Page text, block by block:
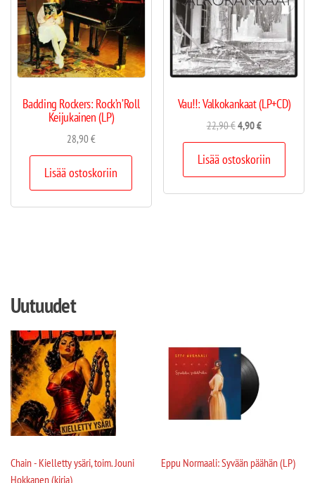
Badding Rockers: Rock’n’Roll
Keijukainen (LP)
28,90€
Lisää ostoskoriin
Vau!!: Valkokankaat (LP+CD)
22,90€4,90€
Lisää ostoskoriin
Uutuudet
Chain - Kielletty ysäri, toim. Jouni
Hokkanen (kirja)
Eppu Normaali: Syvään päähän (LP)